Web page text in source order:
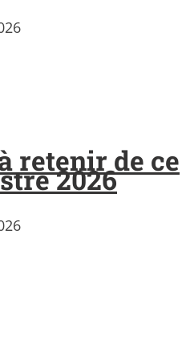
retenir de ce
2026